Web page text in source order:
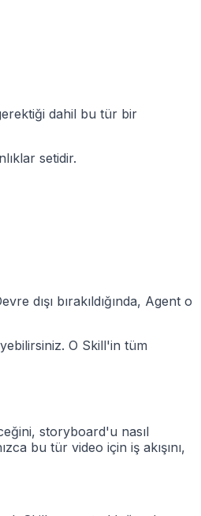
dahil bu tür bir
setidir.
dışı bırakıldığında, Agent o
O Skill'in tüm
storyboard'u nasıl
bu tür video için iş akışını,